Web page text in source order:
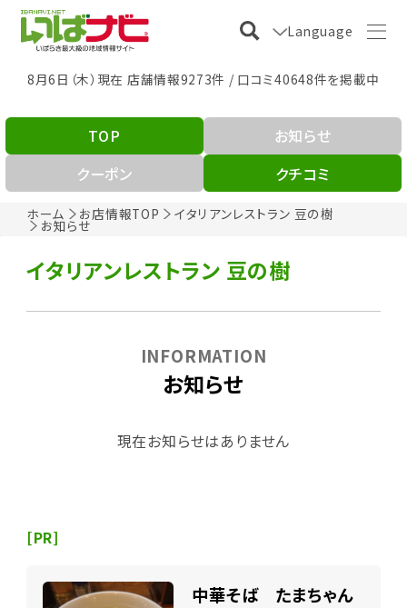
Language
8月6日（木）現在 店舗情報9273件 / 口コミ40648件を掲載中
ホーム お店情報TOP イタリアンレストラン 豆の樹
お知らせ
TOP
お知らせ
クーポン
クチコミ
イタリアンレストラン 豆の樹
お知らせ
INFORMATION
現在お知らせはありません
[PR]
中華そば たまちゃん